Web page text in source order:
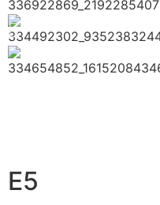
E5